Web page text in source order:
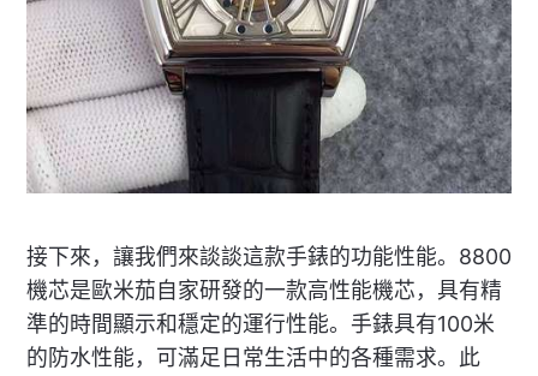
接下來，讓我們來談談這款手錶的功能性能。8800
機芯是歐米茄自家研發的一款高性能機芯，具有精
準的時間顯示和穩定的運行性能。手錶具有100米
的防水性能，可滿足日常生活中的各種需求。此